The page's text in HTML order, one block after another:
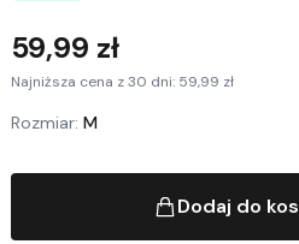
59,99 zł
Najniższa cena z 30 dni: 59,99 zł
Rozmiar: M
Dodaj do